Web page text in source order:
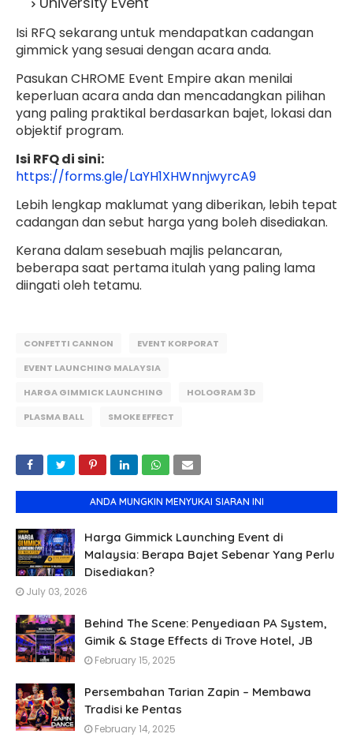
Isi RFQ sekarang untuk mendapatkan cadangan
gimmick yang sesuai dengan acara anda.
Pasukan CHROME Event Empire akan menilai
keperluan acara anda dan mencadangkan pilihan
yang paling praktikal berdasarkan bajet, lokasi dan
objektif program.
Isi RFQ di sini:
https://forms.gle/LaYH1XHWnnjwyrcA9
Lebih lengkap maklumat yang diberikan, lebih tepat
cadangan dan sebut harga yang boleh disediakan.
Kerana dalam sesebuah majlis pelancaran,
beberapa saat pertama itulah yang paling lama
diingati oleh tetamu.
CONFETTI CANNON
EVENT KORPORAT
EVENT LAUNCHING MALAYSIA
HARGA GIMMICK LAUNCHING
HOLOGRAM 3D
PLASMA BALL
SMOKE EFFECT
ANDA MUNGKIN MENYUKAI SIARAN INI
Harga Gimmick Launching Event di
Malaysia: Berapa Bajet Sebenar Yang Perlu
Disediakan?
July 03, 2026
Behind The Scene: Penyediaan PA System,
Gimik & Stage Effects di Trove Hotel, JB
February 15, 2025
Persembahan Tarian Zapin – Membawa
Tradisi ke Pentas
February 14, 2025